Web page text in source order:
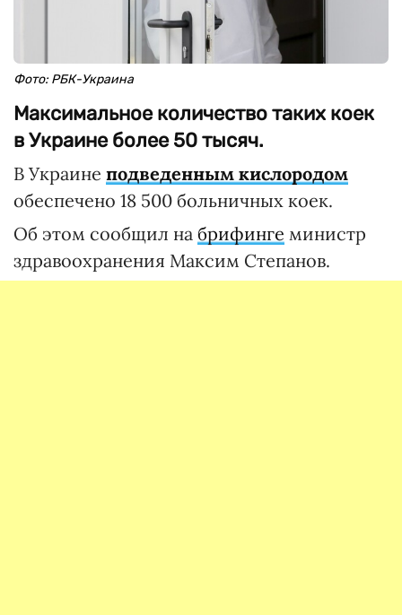
Фото: РБК-Украина
Максимальное количество таких коек
в Украине более 50 тысяч.
В Украине подведенным кислородом
обеспечено 18 500 больничных коек.
Об этом сообщил на брифинге министр
здравоохранения Максим Степанов.